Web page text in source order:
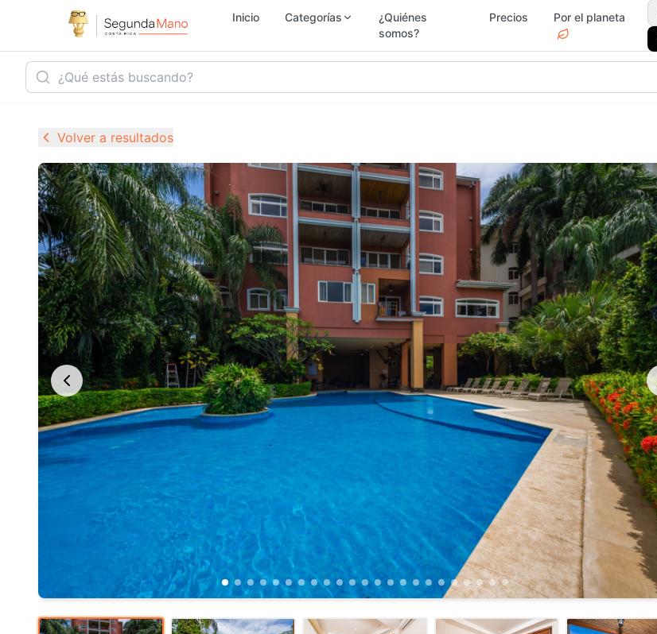
Inicio Categorías
¿Quiénes
somos?
Precios Por el planeta
Vehículos
Electrónica
Empleo
Servicios
Mascotas
Juegos y Juguetes
Moda y
Accesorios
Vacacionales
Actividades y Ocio
Volver a resultados